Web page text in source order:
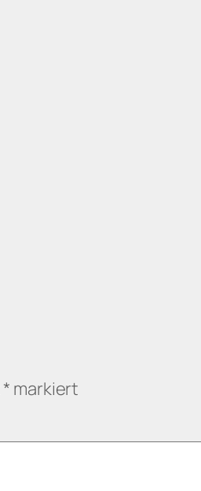
* markiert